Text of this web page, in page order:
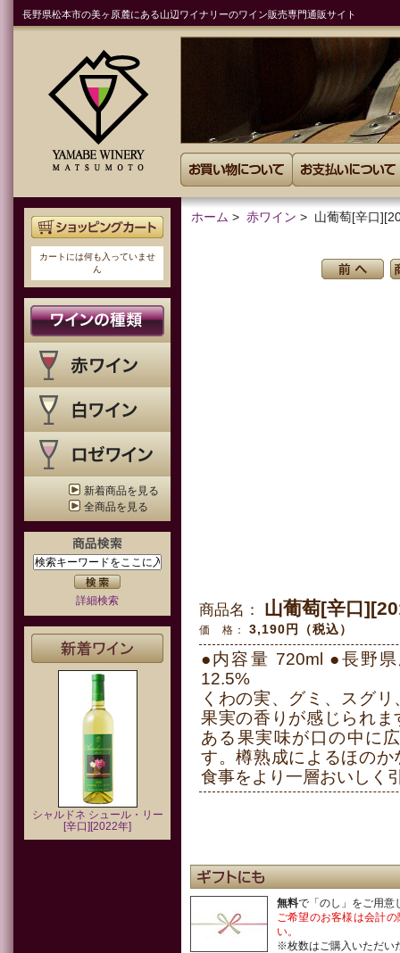
長野県松本市の美ヶ原麓にある山辺ワイナリーのワイン販売専門通販サイト
カートには何も入っていませ
ん
新着商品を見る
全商品を見る
詳細検索
シャルドネ シュール・リー
[辛口][2022年]
ホーム > 赤ワイン > 山葡萄[辛口
商品名： 山葡萄[辛口
価 格： 3,190円（税込）
●内容量 720ml ●長野県産ぶどう
12.5%
くわの実、グミ、スグ
果実の香りが感じられ
ある果実味が口の中に
す。樽熟成によるほの
食事をより一層おいしく
無料で「のし」をご用意
ご希望のお客様は会計
い。
※枚数はご購入いただい